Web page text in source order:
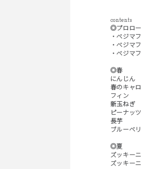
contents
◎プロロー
・ベジマ
・ベジマ
・ベジマ
◎春
にんじん
春のキャ
フィン
新玉ねぎ
ピーナッ
長芋
ブルーベ
◎夏
ズッキーニ
ズッキー